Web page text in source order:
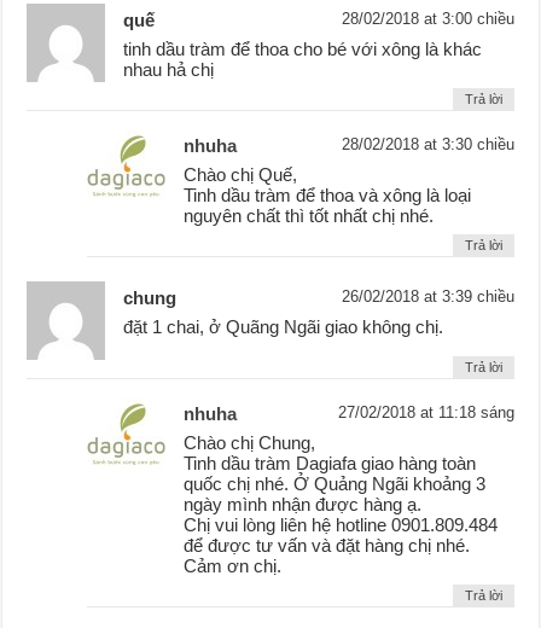
quế 28/02/2018 at 3:00 chiều
tinh dầu tràm để thoa cho bé với xông là khác
nhau hả chị
Trả lời
nhuha 28/02/2018 at 3:30 chiều
Chào chị Quế,
Tinh dầu tràm để thoa và xông là loại
nguyên chất thì tốt nhất chị nhé.
Trả lời
chung 26/02/2018 at 3:39 chiều
đặt 1 chai, ở Quãng Ngãi giao không chị.
Trả lời
nhuha 27/02/2018 at 11:18 sáng
Chào chị Chung,
Tinh dầu tràm Dagiafa giao hàng toàn
quốc chị nhé. Ở Quảng Ngãi khoảng 3
ngày mình nhận được hàng ạ.
Chị vui lòng liên hệ hotline 0901.809.484
để được tư vấn và đặt hàng chị nhé.
Cảm ơn chị.
Trả lời